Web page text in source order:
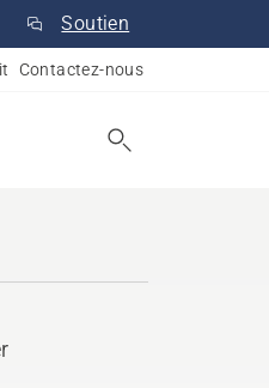
Soutien
Contactez-nous